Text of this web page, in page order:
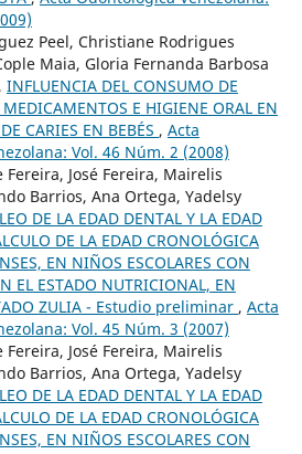
Peel, Christiane Rodrigues
Maia, Gloria Fernanda Barbosa
INFLUENCIA DEL CONSUMO DE
E HIGIENE ORAL EN
CARIES EN BEBÉS , Acta
Vol. 46 Núm. 2 (2008)
José Fereira, Mairelis
Barrios, Ana Ortega, Yadelsy
DE LA EDAD DENTAL Y LA EDAD
DE LA EDAD CRONOLÓGICA
EN NIÑOS ESCOLARES CON
EL ESTADO NUTRICIONAL, EN
ZULIA - Estudio preliminar , Acta
Vol. 45 Núm. 3 (2007)
José Fereira, Mairelis
Barrios, Ana Ortega, Yadelsy
DE LA EDAD DENTAL Y LA EDAD
DE LA EDAD CRONOLÓGICA
EN NIÑOS ESCOLARES CON